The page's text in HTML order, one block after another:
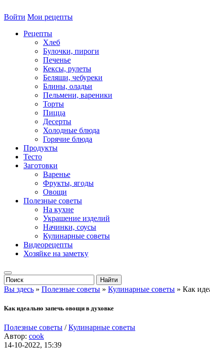
Войти Мои рецепты
Рецепты
Хлеб
Булочки, пироги
Печенье
Кексы, рулеты
Беляши, чебуреки
Блины, оладьи
Пельмени, вареники
Торты
Пицца
Десерты
Холодные блюда
Горячие блюда
Продукты
Тесто
Заготовки
Варенье
Фрукты, ягоды
Овощи
Полезные советы
На кухне
Украшение изделий
Начинки, соусы
Кулинарные советы
Видеорецепты
Хозяйке на заметку
Вы здесь » Полезные советы » Кулинарные советы » Как
Как идеально запечь овощи в духовке
Полезные советы /Кулинарные советы
Автор: cook
14-10-2022, 15:39